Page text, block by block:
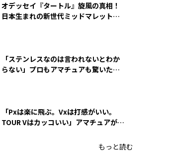
オデッセイ『タートル』旋風の真相！
日本生まれの新世代ミッドマレットが
「ステンレスなのは言われないとわか
らない」プロもアマチュアも驚いた
「Pxは楽に飛ぶ。Vxは打感がいい。
TOUR Vはカッコいい」アマチュアが選
もっと読む